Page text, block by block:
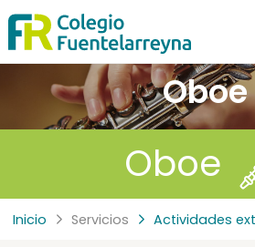
Oboe
Oboe
Inicio Servicios Actividades